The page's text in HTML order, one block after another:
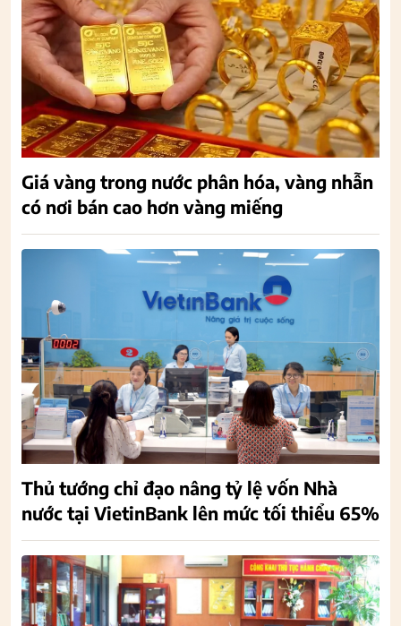
Giá vàng trong nước phân hóa, vàng nhẫn
có nơi bán cao hơn vàng miếng
Thủ tướng chỉ đạo nâng tỷ lệ vốn Nhà
nước tại VietinBank lên mức tối thiểu 65%